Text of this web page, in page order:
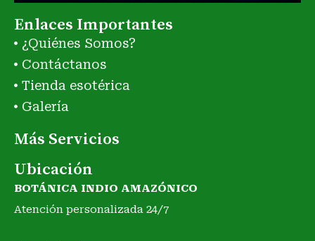
Enlaces Importantes
¿Quiénes Somos?
Contáctanos
Tienda esotérica
Galería
Más Servicios
Ubicación
BOTÁNICA INDIO AMAZÓNICO
Atención personalizada 24/7